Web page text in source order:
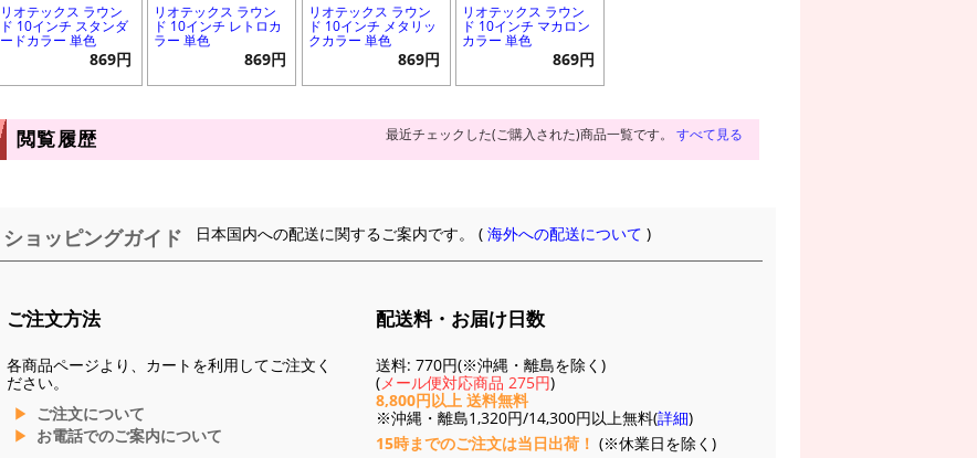
リオテックス ラウン
ド 10インチ スタンダ
ードカラー 単色
869円
リオテックス ラウン
ド 10インチ レトロカ
ラー 単色
869円
リオテックス ラウン
ド 10インチ メタリッ
クカラー 単色
869円
リオテックス ラウン
ド 10インチ マカロン
カラー 単色
869円
閲覧履歴 最近チェックした(ご購入された)商品一覧です。 すべて見る
ショッピングガイド 日本国内への配送に関するご案内です。 (海外への配送について )
ご注文方法
各商品ページより、カートを利用してご注文く
ださい。
ご注文について
お電話でのご案内について
配送料・お届け日数
送料: 770円(※沖縄・離島を除く)
( メール便対応商品 275円)
8,800円以上 送料無料
※沖縄・離島1,320円/14,300円以上無料(詳細)
15時までのご注文は当日出荷！ (※休業日を除く)